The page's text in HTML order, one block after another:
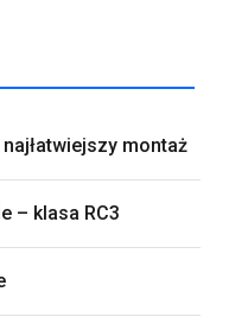
montaż
– klasa RC3